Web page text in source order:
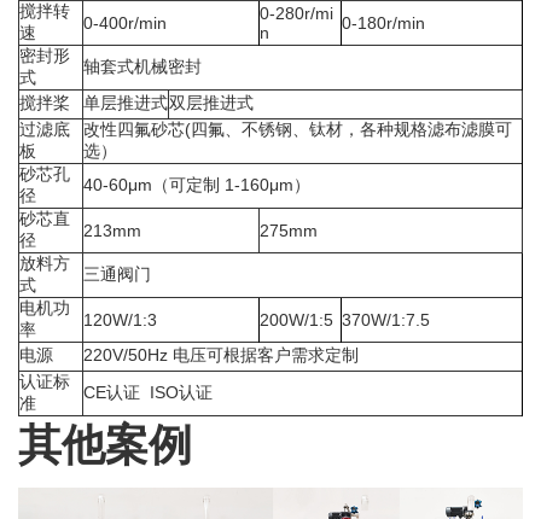
搅拌转
速
0-400r/min
0-280r/mi
n
0-180r/min
密封形
式
轴套式机械密封
搅拌桨
单层推进式双层推进式
过滤底
板
改性四氟砂芯(四氟、不锈钢、钛材，各种规格滤布滤膜可
选）
砂芯孔
径
40-60μm（可定制 1-160μm）
砂芯直
径
213mm
275mm
放料方
式
三通阀门
电机功
率
120W/1:3 200W/1:5 370W/1:7.5
电源
220V/50Hz 电压可根据客户需求定制
认证标
准
CE认证 ISO认证
其他案例